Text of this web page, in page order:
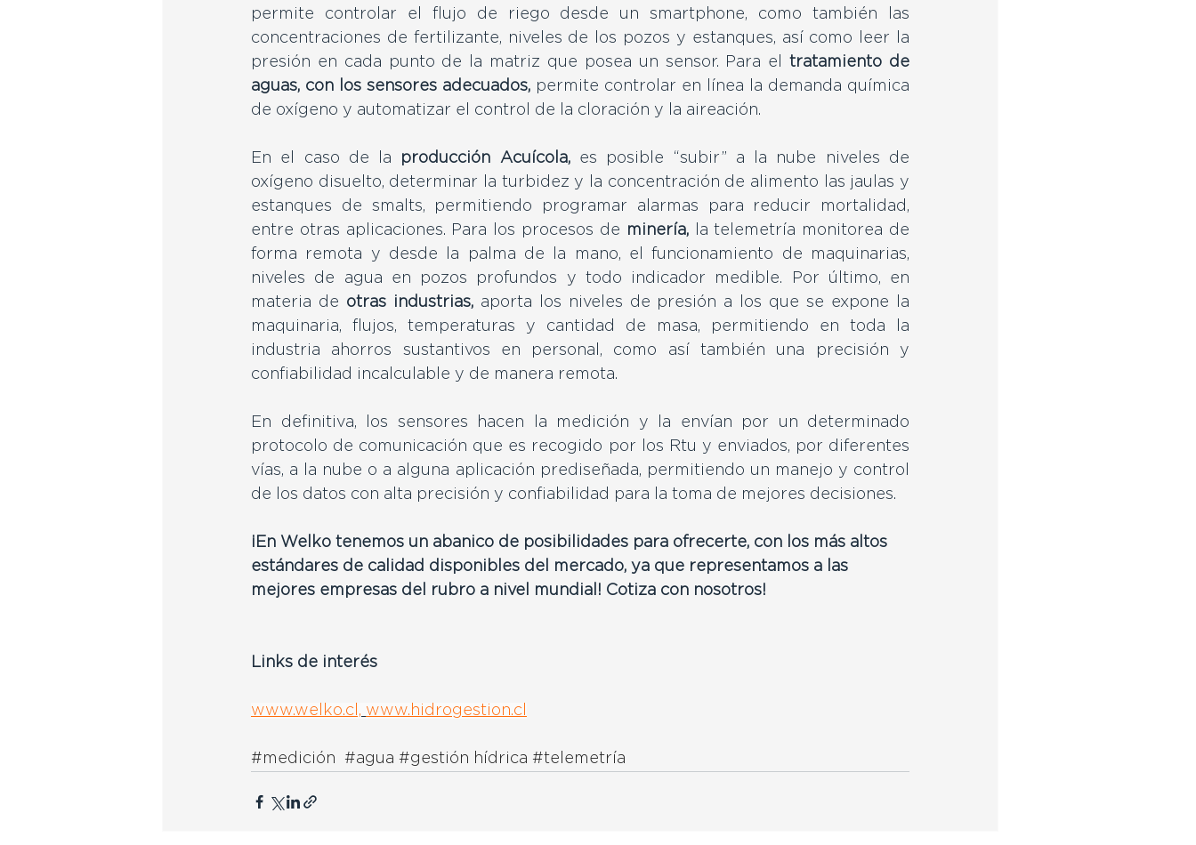
permite controlar el flujo de riego desde un smartphone, como también las
concentraciones de fertilizante, niveles de los pozos y estanques, así como leer la
presión en cada punto de la matriz que posea un sensor. Para el
tratamiento de
aguas, con los sensores adecuados, permite controlar en línea la demanda química
de oxígeno y automatizar el control de la cloración y la aireación.
En el caso de la producción Acuícola,
es posible “subir” a la nube niveles de
oxígeno disuelto, determinar la turbidez y la concentración de alimento las jaulas y
estanques de smalts, permitiendo programar alarmas para reducir mortalidad,
entre otras aplicaciones. Para los procesos de minería,
la telemetría monitorea de
forma remota y desde la palma de la mano, el funcionamiento de maquinarias,
niveles de agua en pozos profundos y todo indicador medible. Por último, en
materia de otras industrias, aporta los niveles de presión a los que se expone la
maquinaria, flujos, temperaturas y cantidad de masa, permitiendo en toda la
industria ahorros sustantivos en personal, como así también una precisión y
confiabilidad incalculable y de manera remota.
En definitiva, los sensores hacen la medición y la envían por un determinado
protocolo de comunicación que es recogido por los Rtu y enviados, por diferentes
vías, a la nube o a alguna aplicación prediseñada, permitiendo un manejo y control
de los datos con alta precisión y confiabilidad para la toma de mejores decisiones.
¡En Welko tenemos un abanico de posibilidades para ofrecerte, con los más altos
estándares de calidad disponibles del mercado, ya que representamos a las
mejores empresas del rubro a nivel mundial! Cotiza con nosotros!
Links de interés
www.welko.cl, www.hidrogestion.cl
#medición #agua #gestión hídrica #telemetría